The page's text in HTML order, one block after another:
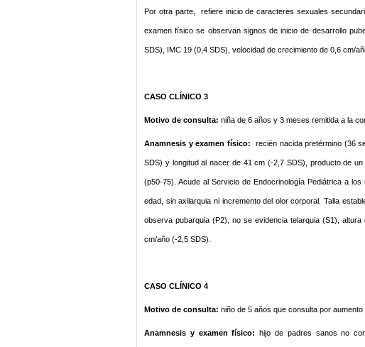
Por otra parte, refiere inicio de caracteres sexuales
examen físico se observan signos de inicio de desarrollo
SDS), IMC 19 (0,4 SDS), velocidad de crecimiento de 0,6 cm/
CASO CLÍNICO 3
Motivo de consulta: niña de 6 años y 3 meses remitida a la
Anamnesis y examen físico: recién nacida pretérmino (36
SDS) y longitud al nacer de 41 cm (-2,7 SDS), producto de
(p50-75). Acude al Servicio de Endocrinología Pediátrica a
edad, sin axilarquia ni incremento del olor corporal. Talla
observa pubarquia (P2), no se evidencia telarquia (S1),
cm/año (-2,5 SDS).
CASO CLÍNICO 4
Motivo de consulta: niño de 5 años que consulta por
Anamnesis y examen físico:hijo de padres sanos no